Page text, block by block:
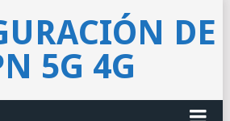
DE
5G 4G